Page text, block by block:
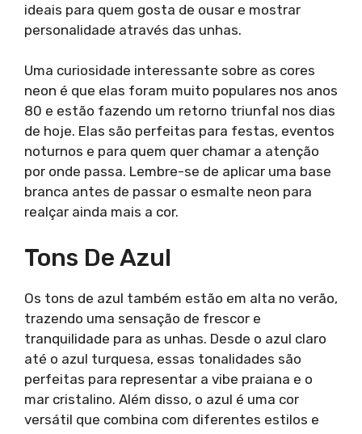
ideais para quem gosta de ousar e mostrar
personalidade através das unhas.
Uma curiosidade interessante sobre as cores
neon é que elas foram muito populares nos anos
80 e estão fazendo um retorno triunfal nos dias
de hoje. Elas são perfeitas para festas, eventos
noturnos e para quem quer chamar a atenção
por onde passa. Lembre-se de aplicar uma base
branca antes de passar o esmalte neon para
realçar ainda mais a cor.
Tons De Azul
Os tons de azul também estão em alta no verão,
trazendo uma sensação de frescor e
tranquilidade para as unhas. Desde o azul claro
até o azul turquesa, essas tonalidades são
perfeitas para representar a vibe praiana e o
mar cristalino. Além disso, o azul é uma cor
versátil que combina com diferentes estilos e